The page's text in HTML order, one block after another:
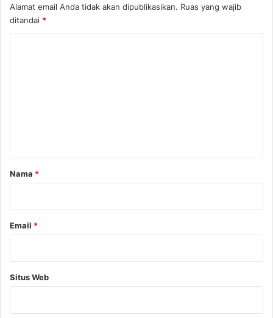
Alamat email Anda tidak akan dipublikasikan. Ruas yang wajib
ditandai *
rNama *
Email *
Situs Web